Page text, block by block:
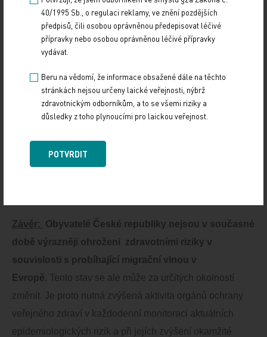
dysenterii a břišní tyfus,
- vyšetření BWR (Bordetova-Wassermannova reakce
používaná ke zjišťování pohlavních nemocí), případně
- dle potřeby je indikováno další vyšetření podle
požadavku lékaře.
Vyšetření cizinců je prováděno nejpozději do 72 hodin od
Celkové výsledky vyšetření pacienta jsou známé do 3 až
7 dnů po obdržení celkových výsledků. /zdroj –
Závěr:
Obyvatelé České republiky nejsou v současné
době výrazněji ohroženi zdravotními riziky v
souvislosti s probíhající migrační vlnou v
Evropě. Tento stav se ale může za určitých okolností
změnit. Je proto nutná zvýšená aktivita orgánů ochrany
veřejného zdraví v každodenní monitoraci aktuálních
epidemiologických rizik a při jejích zvýšení okamžité
40/1995 Sb., o regulaci reklamy, ve znění pozdějších
předpisů, čili osobou oprávněnou předepisovat léčivé
přípravky nebo osobou oprávněnou léčivé přípravky
vydávat.
Beru na vědomí, že informace obsažené dále na těchto
stránkách nejsou určeny laické veřejnosti, nýbrž
zdravotnickým odborníkům, a to se všemi riziky a
důsledky z toho plynoucími pro laickou veřejnost.
POTVRDIT